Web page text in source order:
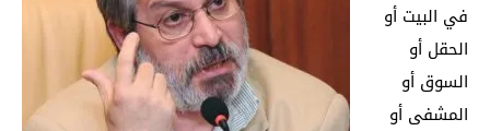
في البيت أو
الحقل أو
السوق أو
المشفى أو